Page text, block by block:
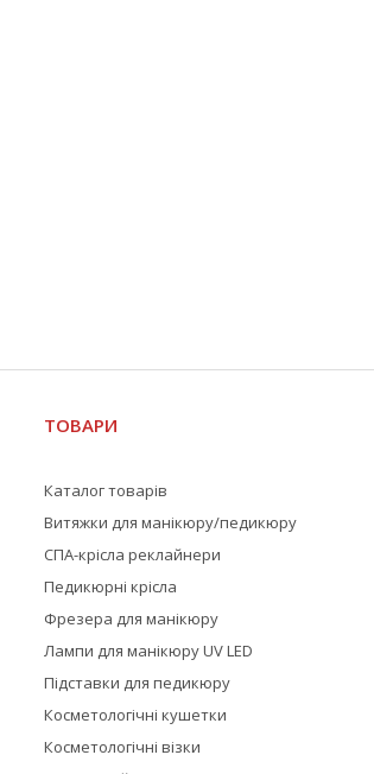
ТОВАРИ
Каталог товарів
Витяжки для манікюру/педикюру
СПА-крісла реклайнери
Педикюрні крісла
Фрезера для манікюру
Лампи для манікюру UV LED
Підставки для педикюру
Косметологічні кушетки
Косметологічні візки